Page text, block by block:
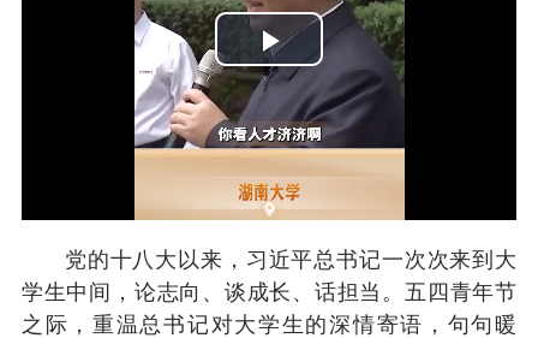
Play
Video
党的十八大以来，习近平总书记一次次来到大
学生中间，论志向、谈成长、话担当。五四青年节
之际，重温总书记对大学生的深情寄语，句句暖